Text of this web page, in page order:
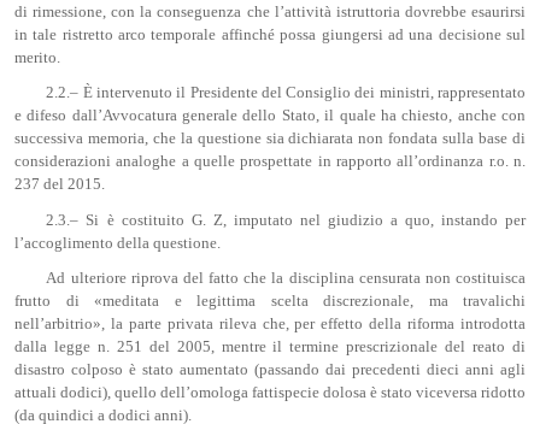
di rimessione, con la conseguenza che l’attività istruttoria dovrebbe esaurirsi
in tale ristretto arco temporale affinché possa giungersi ad una decisione sul
merito.
2.2.– È intervenuto il Presidente del Consiglio dei ministri, rappresentato
e difeso dall’Avvocatura generale dello Stato, il quale ha chiesto, anche con
successiva memoria, che la questione sia dichiarata non fondata sulla base di
considerazioni analoghe a quelle prospettate in rapporto all’ordinanza r.o. n.
237 del 2015.
2.3.– Si è costituito G. Z, imputato nel giudizio a quo, instando per
l’accoglimento della questione.
Ad ulteriore riprova del fatto che la disciplina censurata non costituisca
frutto di «meditata e legittima scelta discrezionale, ma travalichi
nell’arbitrio», la parte privata rileva che, per effetto della riforma introdotta
dalla legge n. 251 del 2005, mentre il termine prescrizionale del reato di
disastro colposo è stato aumentato (passando dai precedenti dieci anni agli
attuali dodici), quello dell’omologa fattispecie dolosa è stato viceversa ridotto
(da quindici a dodici anni).